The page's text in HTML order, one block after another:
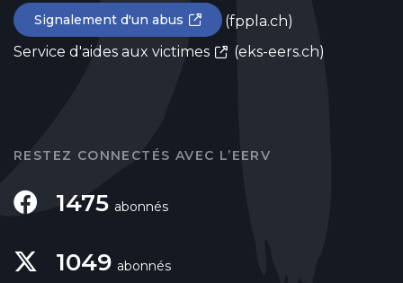
Signalement d'un abus
(fppla.ch)
Service d'aides aux victimes
(eks-eers.ch)
RESTEZ CONNECTÉS AVEC L’EERV
1475 abonnés
1049 abonnés